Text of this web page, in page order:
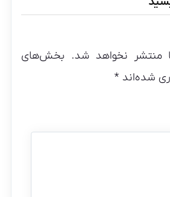
منتشر نخواهد شد. بخش‌های
شده‌اند*